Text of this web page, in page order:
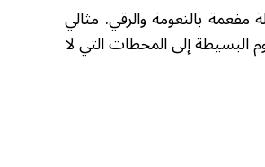
بالنعومة والرقي. مثالي
إلى المحطات التي لا